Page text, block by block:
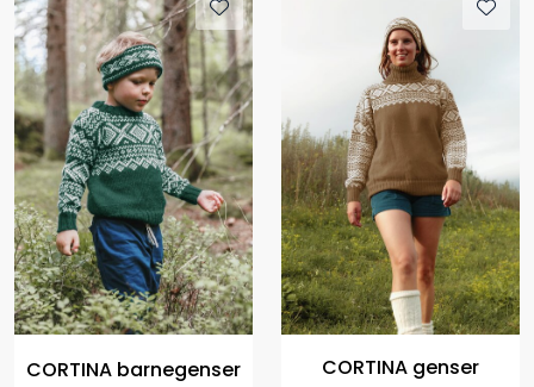
CORTINA barnegenser CORTINA genser